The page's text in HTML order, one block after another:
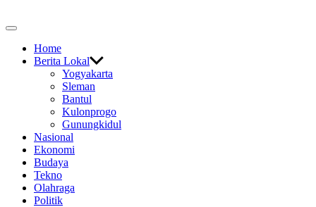
to
Off
CanvasHome
Berita Lokal
Yogyakarta
Sleman
Bantul
Kulonprogo
Gunungkidul
Nasional
Ekonomi
Budaya
Tekno
Olahraga
Politik